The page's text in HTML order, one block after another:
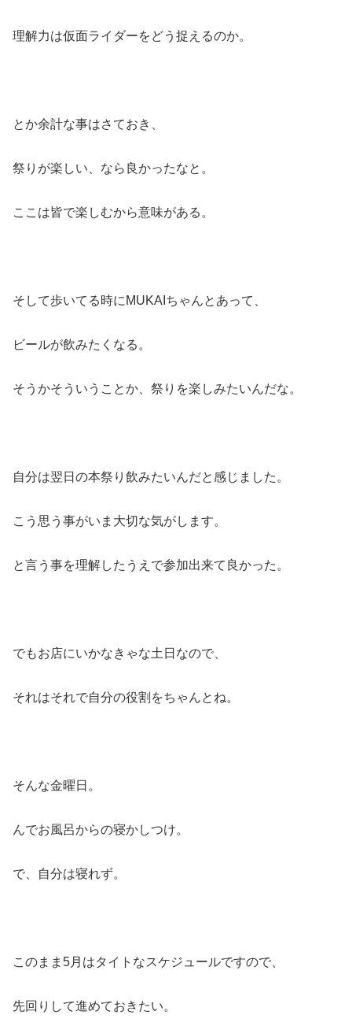
理解力は仮面ライダーをどう捉えるのか。
とか余計な事はさておき、
祭りが楽しい、なら良かったなと。
ここは皆で楽しむから意味がある。
そして歩いてる時にMUKAIちゃんとあって、
ビールが飲みたくなる。
そうかそういうことか、祭りを楽しみたいんだな。
自分は翌日の本祭り飲みたいんだと感じました。
こう思う事がいま大切な気がします。
と言う事を理解したうえで参加出来て良かった。
でもお店にいかなきゃな土日なので、
それはそれで自分の役割をちゃんとね。
そんな金曜日。
んでお風呂からの寝かしつけ。
で、自分は寝れず。
このまま5月はタイトなスケジュールですので、
先回りして進めておきたい。